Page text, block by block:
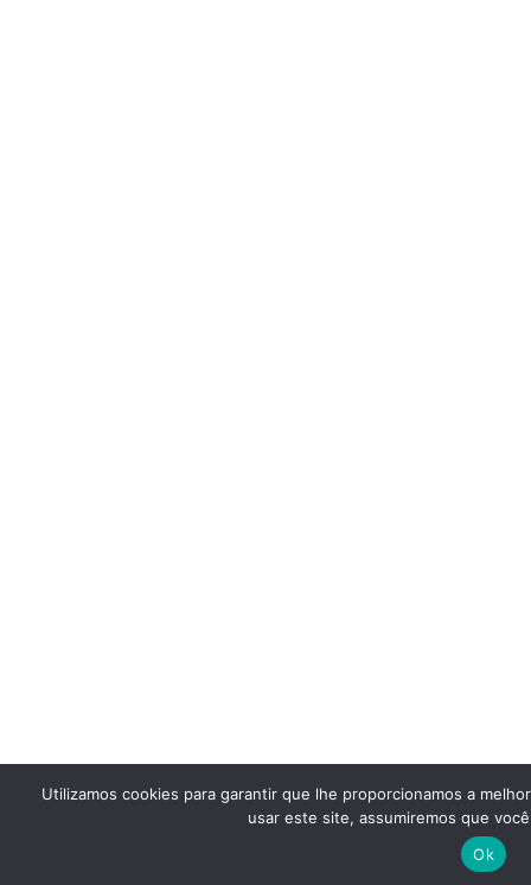
Utilizamos cookies para garantir que lhe proporcionamos a
usar este site, assumiremos que
Ok